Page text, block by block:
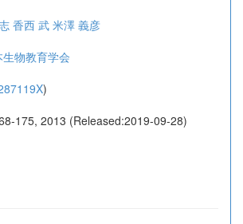
香西 武 米澤 義彦
物教育学会
)
175, 2013 (Released:2019-09-28)